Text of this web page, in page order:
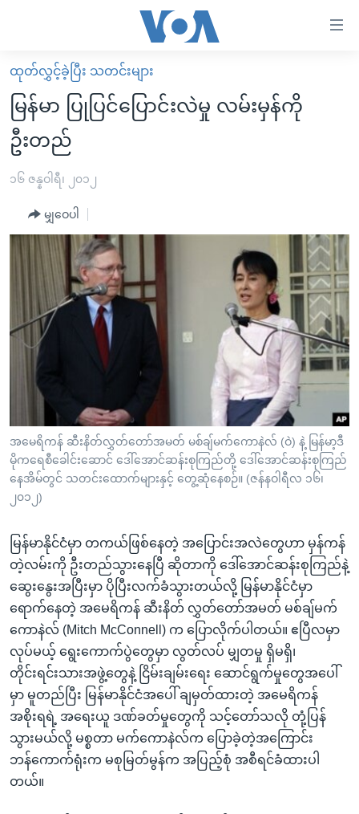
လွယ်ကူ
စေ
သည့်
Link
များ
အကြောင်းအရာ
ပင်မ
သို့
ကျော်
ကြည့်
ရန်
နေရာ
သို့
ကျော်
ရန်
မူလစာမျက်နှာ
မြန်မာ
ကမ္ဘာ့သတင်းများ
နိုင်ငံတကာ
အစ္စရေး-ပါလက်စတိုင်း
ဗွီဒီယို
ရပ်ဝန်းတခု လမ်းတခု အလွန်
အင်္ဂလိပ်စာလေ့လာမယ်
အမေရိကန်သုံးအီဒီယံ
မကြေးမုံရဲ့ အင်္ဂလိပ်စာ
ရုပ်ရှင်ထဲက အင်္ဂလိပ်စာ
သုတပဒေသာ အင်္ဂလိပ်စာ
အပတ်စဉ်ကဏ္ဍများ
ရေဒီယို
တီဗွီ
ရေဒီယိုနှင့်ရုပ်သံ အချက်အလက်များ
ရေဒီယို/တီဗွီအစီအစဉ်
Learning English
ဗွီအိုအေ လူမှုကွန်ယက်များ
ဘာသာစကားများ
ထုတ်လွှင့်ခဲ့ပြီး သတင်းများ
မြန်မာ ပြုပြင်ပြောင်းလဲမှု လမ်းမှန်ကို
ဦးတည်
၁၆ ဇန္နဝါရီ၊ ၂၀၁၂
မျှဝေပါ
အမေရိကန် ဆီးနိတ်လွှတ်တော်အမတ် မစ်ချ်မက်ကောနဲလ် (ဝဲ) နဲ့ မြန်မာ့ဒီ
မိုကရေစီခေါင်းဆောင် ဒေါ်အောင်ဆန်းစုကြည်တို့ ဒေါ်အောင်ဆန်းစုကြည်
နေအိမ်တွင် သတင်းထောက်များနှင့် တွေ့ဆုံနေစဉ်။ (ဇန်နဝါရီလ ၁၆၊
၂၀၁၂)
မြန်မာနိုင်ငံမှာ တကယ်ဖြစ်နေတဲ့ အပြောင်းအလဲတွေဟာ မှန်ကန်
တဲ့လမ်းကို ဦးတည်သွားနေပြီ ဆိုတာကို ဒေါ်အောင်ဆန်းစုကြည်နဲ့
ဆွေးနွေးအပြီးမှာ ပိုပြီးလက်ခံသွားတယ်လို့ မြန်မာနိုင်ငံမှာ
ရောက်နေတဲ့ အမေရိကန် ဆီးနိတ် လွှတ်တော်အမတ် မစ်ချ်မက်
ကောနဲလ် (Mitch McConnell) က ပြောလိုက်ပါတယ်။ ဧပြီလမှာ
လုပ်မယ့် ရွေးကောက်ပွဲတွေမှာ လွတ်လပ် မျှတမှု ရှိမရှိ၊
တိုင်းရင်းသားအဖွဲ့တွေနဲ့ ငြိမ်းချမ်းရေး ဆောင်ရွက်မှုတွေအပေါ်
မှာ မူတည်ပြီး မြန်မာနိုင်ငံအပေါ် ချမှတ်ထားတဲ့ အမေရိကန်
အစိုးရရဲ့ အရေးယူ ဒဏ်ခတ်မှုတွေကို သင့်တော်သလို တုံ့ပြန်
သွားမယ်လို့ မစ္စတာ မက်ကောနဲလ်က ပြောခဲ့တဲ့အကြောင်း
ဘန်ကောက်ရုံးက မစုမြတ်မွန်က အပြည့်စုံ အစီရင်ခံထားပါ
တယ်။